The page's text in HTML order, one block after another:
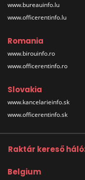
www.bureauinfo.lu
www.officerentinfo.lu
Romania
www.birouinfo.ro
www.officerentinfo.ro
Slovakia
www.kancelarieinfo.sk
www.officerentinfo.sk
Raktár kereső
Belgium